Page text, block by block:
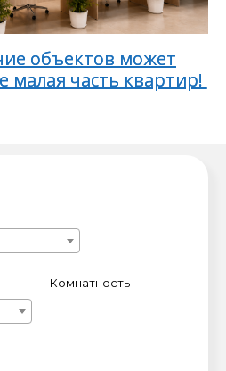
объектов может
малая часть квартир!
Комнатность